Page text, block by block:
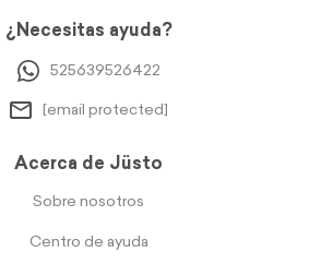
¿Necesitas ayuda?
525639526422
[email protected]
Acerca de Jüsto
Sobre nosotros
Centro de ayuda